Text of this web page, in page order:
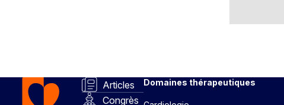
Articles
Congrès
Domaines thérapeutiques